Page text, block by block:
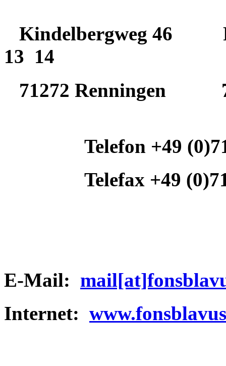
Kindelbergweg 46
13 14
71272 Renningen
Telefon +49
Telefax +49
E-Mail:
Internet: